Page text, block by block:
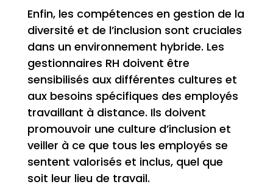
Enfin, les compétences en gestion de la
diversité et de l’inclusion sont cruciales
dans un environnement hybride. Les
gestionnaires RH doivent être
sensibilisés aux différentes cultures et
aux besoins spécifiques des employés
travaillant à distance. Ils doivent
promouvoir une culture d’inclusion et
veiller à ce que tous les employés se
sentent valorisés et inclus, quel que
soit leur lieu de travail.